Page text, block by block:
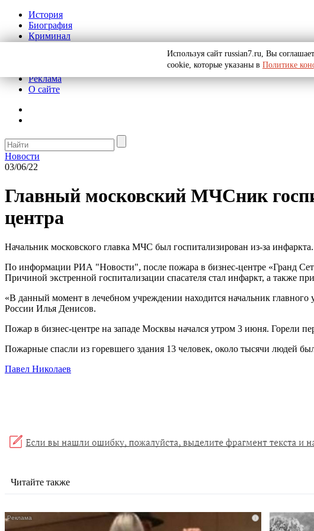
История
Биография
Криминал
Реклама
О сайте
Новости
03/06/22
Главный московский МЧСник
центра
Начальник московского главка МЧС был госпитализирован из-за
По информации РИА "Новости", после пожара в бизнес-центре «Гранд
Причиной экстренной госпитализации спасателя стал инфаркт, а также
«В данный момент в лечебном учреждении находится начальник
России Илья Денисов.
Пожар в бизнес-центре на западе Москвы начался утром 3 июня. Горели
Пожарные спасли из горевшего здания 13 человек, около тысячи людей
Павел Николаев
Читайте также
i
Используя сайт russian7.ru, Вы
cookie, которые указаны в Политике